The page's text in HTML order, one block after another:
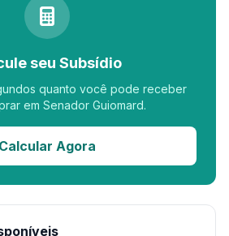
seu Subsídio
quanto você pode receber
em Senador Guiomard.
Calcular Agora